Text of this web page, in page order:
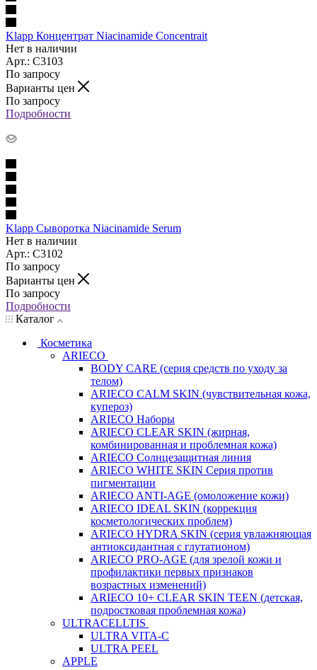
Klapp Концентрат Niacinamide Concentrait
Нет в наличии
Арт.: C3103
По запросу
Варианты цен
По запросу
Подробности
Klapp Сыворотка Niacinamide Serum
Нет в наличии
Арт.: C3102
По запросу
Варианты цен
По запросу
Подробности
Каталог
Косметика
ARIECO
BODY CARE (серия средств по уходу за
телом)
ARIECO CALM SKIN (чувствительная кожа,
купероз)
ARIECO Наборы
ARIECO CLEAR SKIN (жирная,
комбинированная и проблемная кожа)
ARIECO Солнцезащитная линия
ARIECO WHITE SKIN Серия против
пигментации
ARIECO ANTI-AGE (омоложение кожи)
ARIECO IDEAL SKIN (коррекция
косметологических проблем)
ARIECO HYDRA SKIN (серия увлажняющая
антиоксидантная с глутатионом)
ARIECO PRO-AGE (для зрелой кожи и
профилактики первых признаков
возрастных изменений)
ARIECO 10+ CLEAR SKIN TEEN (детская,
подростковая проблемная кожа)
ULTRACELLTIS
ULTRA VITA-C
ULTRA PEEL
APPLE